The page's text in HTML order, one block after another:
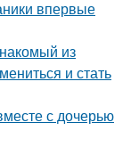
впервые
из
и стать
с дочерью